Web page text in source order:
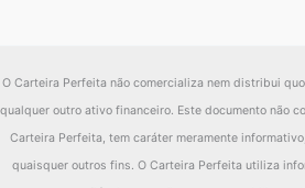
O Carteira Perfeita não comercializa nem distribui
qualquer outro ativo financeiro. Este documento não
Carteira Perfeita, tem caráter meramente
quaisquer outros fins. O Carteira Perfeita utiliza